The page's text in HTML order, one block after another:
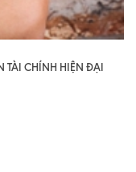
TÀI CHÍNH HIỆN ĐẠI